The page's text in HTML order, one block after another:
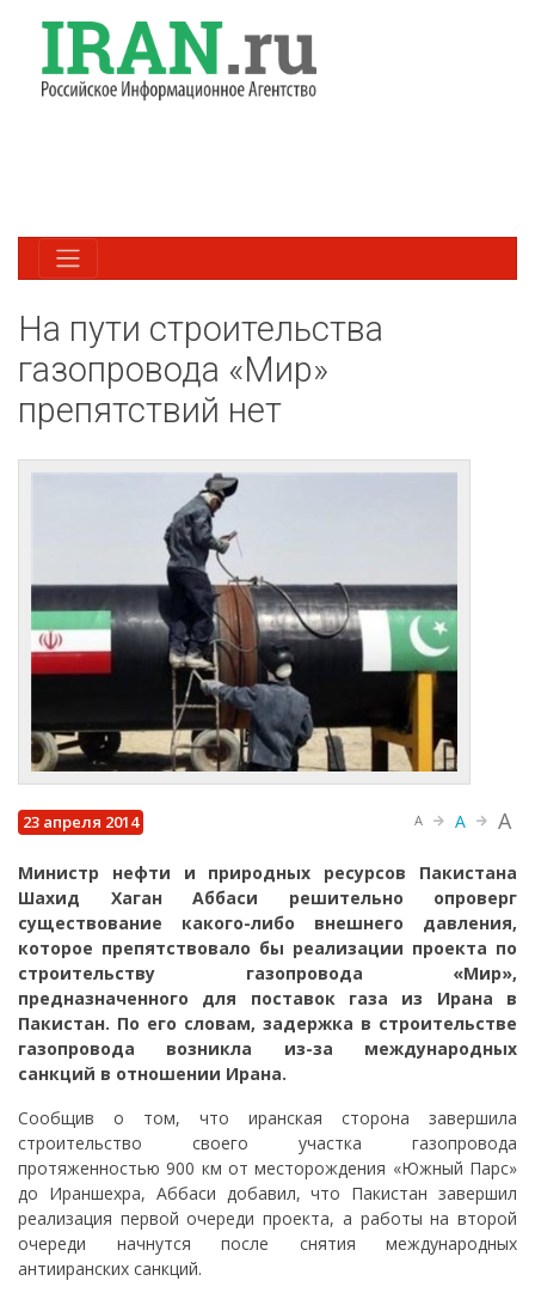
На пути строительства
газопровода «Мир»
препятствий нет
23 апреля 2014 A A A
Министр нефти и природных ресурсов Пакистана
Шахид Хаган Аббаси решительно опроверг
существование какого-либо внешнего давления,
которое препятствовало бы реализации проекта по
строительству газопровода «Мир»,
предназначенного для поставок газа из Ирана в
Пакистан. По его словам, задержка в строительстве
газопровода возникла из-за международных
санкций в отношении Ирана.
Сообщив о том, что иранская сторона завершила
строительство своего участка газопровода
протяженностью 900 км от месторождения «Южный Парс»
до Ираншехра, Аббаси добавил, что Пакистан завершил
реализация первой очереди проекта, а работы на второй
очереди начнутся после снятия международных
антииранских санкций.